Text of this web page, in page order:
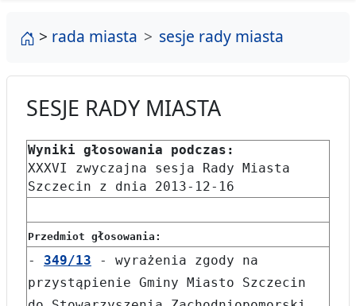
strona główna
> rada miasta sesje rady miasta
SESJE RADY MIASTA
Wyniki głosowania podczas:
XXXVI zwyczajna sesja Rady Miasta
Szczecin z dnia 2013-12-16
Przedmiot głosowania:
- 349/13 - wyrażenia zgody na
przystąpienie Gminy Miasto Szczecin